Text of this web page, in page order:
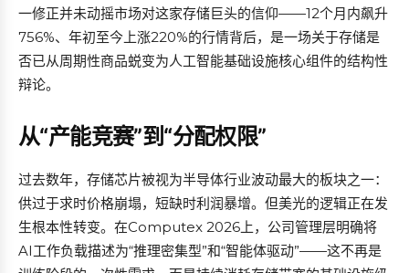
一修正并未动摇市场对这家存储巨头的信仰——12个月内飙升
756%、年初至今上涨220%的行情背后，是一场关于存储是
否已从周期性商品蜕变为人工智能基础设施核心组件的结构性
辩论。
从“产能竞赛”到“分配权限”
过去数年，存储芯片被视为半导体行业波动最大的板块之一：
供过于求时价格崩塌，短缺时利润暴增。但美光的逻辑正在发
生根本性转变。在Computex 2026上，公司管理层明确将
AI工作负载描述为“推理密集型”和“智能体驱动”——这不再是